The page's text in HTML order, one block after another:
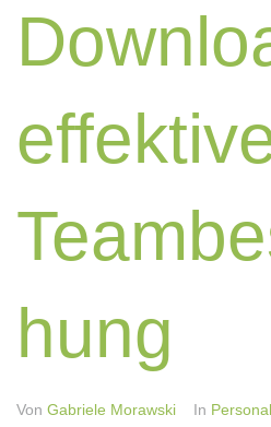
hung
Von Gabriele Morawski In Personal